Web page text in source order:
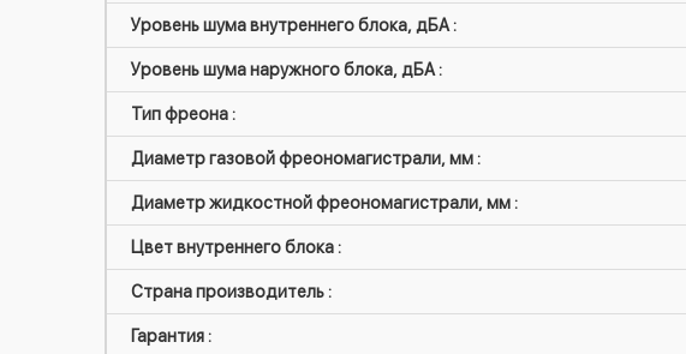
Уровень шума внутреннего блока, дБА :
Уровень шума наружного блока, дБА :
Тип фреона :
Диаметр газовой фреономагистрали, мм :
Диаметр жидкостной фреономагистрали, мм :
Цвет внутреннего блока :
Страна производитель :
Гарантия :